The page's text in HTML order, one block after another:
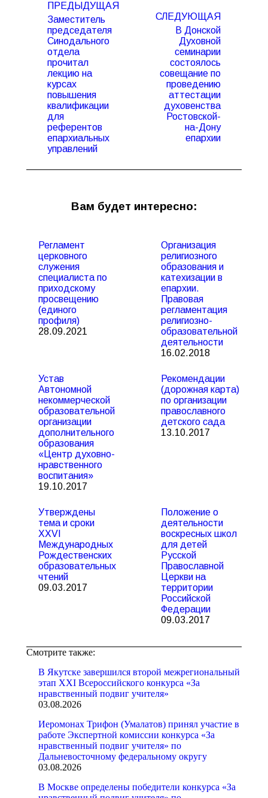
записям
ПРЕДЫДУЩАЯ
Предыдущая
запись:
Заместитель
председателя
Синодального
отдела
прочитал
лекцию на
курсах
повышения
квалификации
для
референтов
епархиальных
управлений
СЛЕДУЮЩАЯ
Следующая
запись:
В Донской
Духовной
семинарии
состоялось
совещание по
проведению
аттестации
духовенства
Ростовской-
на-Дону
епархии
Вам будет интересно:
Регламент
церковного
служения
специалиста по
приходскому
просвещению
(единого
профиля)
28.09.2021
Организация
религиозного
образования и
катехизации в
епархии.
Правовая
регламентация
религиозно-
образовательной
деятельности
16.02.2018
Устав
Автономной
некоммерческой
образовательной
организации
дополнительного
образования
«Центр духовно-
нравственного
воспитания»
19.10.2017
Рекомендации
(дорожная карта)
по организации
православного
детского сада
13.10.2017
Утверждены
тема и сроки
XXVI
Международных
Рождественских
образовательных
чтений
09.03.2017
Положение о
деятельности
воскресных школ
для детей
Русской
Православной
Церкви на
территории
Российской
Федерации
09.03.2017
Смотрите также:
В Якутске завершился второй межрегиональный
этап XXI Всероссийского конкурса «За
нравственный подвиг учителя»
03.08.2026
Иеромонах Трифон (Умалатов) принял участие в
работе Экспертной комиссии конкурса «За
нравственный подвиг учителя» по
Дальневосточному федеральному округу
03.08.2026
В Москве определены победители конкурса «За